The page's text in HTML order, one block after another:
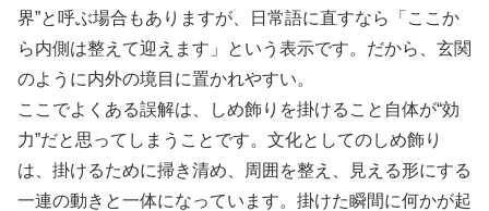
界”と呼ぶ場合もありますが、日常語に直すなら「ここか
ら内側は整えて迎えます」という表示です。だから、玄関
のように内外の境目に置かれやすい。
ここでよくある誤解は、しめ飾りを掛けること自体が“効
力”だと思ってしまうことです。文化としてのしめ飾り
は、掛けるために掃き清め、周囲を整え、見える形にする
一連の動きと一体になっています。掛けた瞬間に何かが起